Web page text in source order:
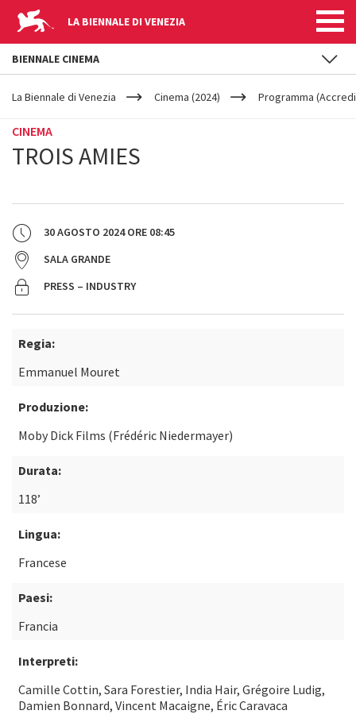
LA BIENNALE DI VENEZIA
YOUR
ARE
La Biennale di Venezia Cinema (2024) Programma
CINEMA
TROIS AMIES
30 AGOSTO 2024ORE 08:45
SALA GRANDE
PRESS – INDUSTRY
Regia:
Emmanuel Mouret
Produzione:
Moby Dick Films (Frédéric Niedermayer)
Durata:
118’
Lingua:
Francese
Paesi:
Francia
Interpreti:
Camille Cottin, Sara Forestier, India Hair, Grégoire Ludig,
Damien Bonnard, Vincent Macaigne, Éric Caravaca
BIENNALE CINEMA